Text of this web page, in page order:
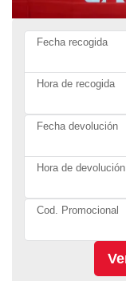
Fecha recogida
Hora de recogida
Fecha devolución
Hora de devolución
Cod. Promocional